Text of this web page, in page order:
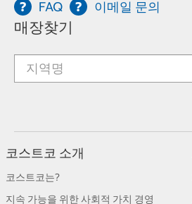
FAQ 이메일 문의
매장찾기
코스트코 소개
코스트코는?
지속 가능을 위한 사회적 가치 경영